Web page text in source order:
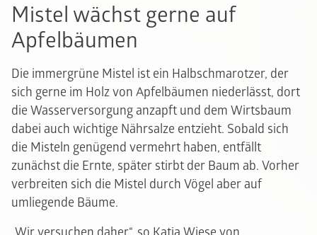
Mistel wächst gerne auf
Apfelbäumen
Die immergrüne Mistel ist ein Halbschmarotzer, der
sich gerne im Holz von Apfelbäumen niederlässt, dort
die Wasserversorgung anzapft und dem Wirtsbaum
dabei auch wichtige Nährsalze entzieht. Sobald sich
die Misteln genügend vermehrt haben, entfällt
zunächst die Ernte, später stirbt der Baum ab. Vorher
verbreiten sich die Mistel durch Vögel aber auf
umliegende Bäume.